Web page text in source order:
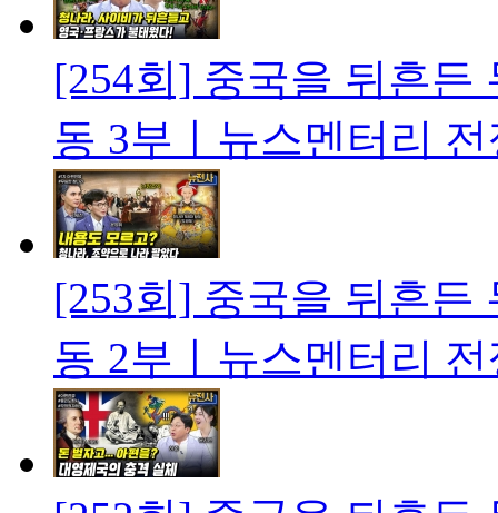
[254회] 중국을 뒤흔든
동 3부ㅣ뉴스멘터리
[253회] 중국을 뒤흔든
동 2부ㅣ뉴스멘터리